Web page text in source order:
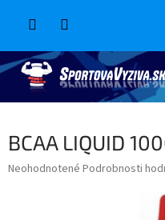
BCAA LIQUID
Priemerné
Neohodnotené Podrobnosti